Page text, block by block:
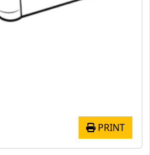
PRINT